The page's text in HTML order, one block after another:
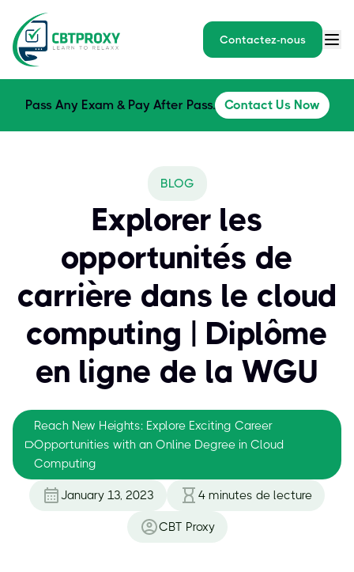
Contactez-nous
Pass Any Exam & Pay After Pass. Contact Us Now
BLOG
Explorer les
opportunités de
carrière dans le cloud
computing | Diplôme
en ligne de la WGU
Reach New Heights: Explore Exciting Career
Opportunities with an Online Degree in Cloud
Computing
January 13, 2023 4 minutes de lecture
CBT Proxy